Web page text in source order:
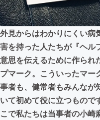
ビジネス・起業
まちづくり・地
CAMPFIRE for
CAMPFIREふるさと
外見からはわかりにくい病
害を持った人たちが『ヘル
意思を伝えるために作られ
プマーク。こういったマー
事者も、健常者もみんなが
いて初めて役に立つもので
こで私たちは当事者の小崎